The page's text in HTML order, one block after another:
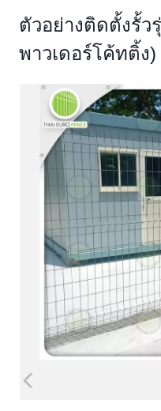
ตัวอย่างติดตั้งรั้ว
พาวเดอร์โค้ทติ้ง)